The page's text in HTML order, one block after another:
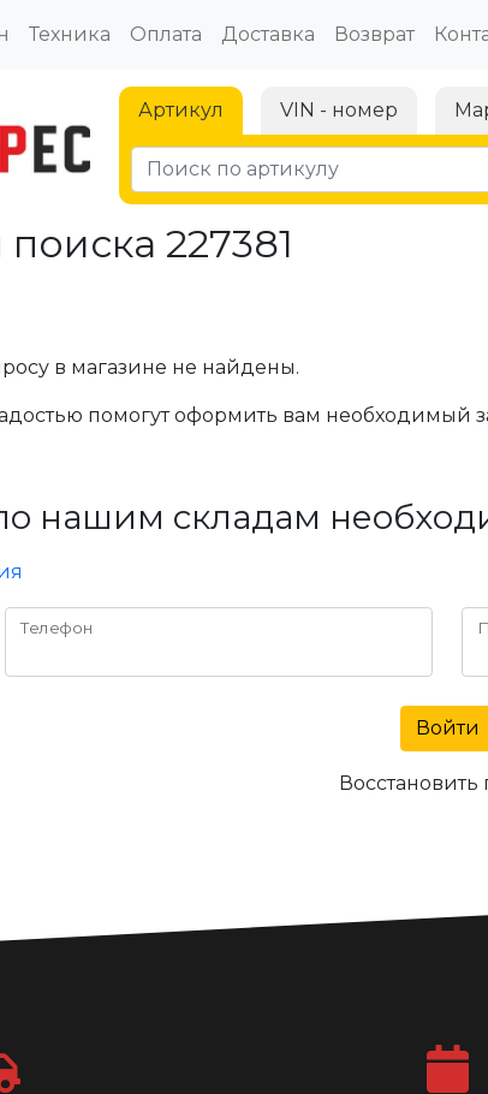
Техника Оплата Доставка Возврат
Артикул VIN - номер
227381
в магазине не найдены.
помогут оформить вам необходимый
нашим складам
Телефон
Войти
Восстановить